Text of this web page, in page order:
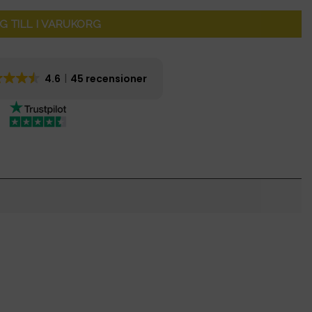
TILL I VARUKORG
4.6 45 recensioner